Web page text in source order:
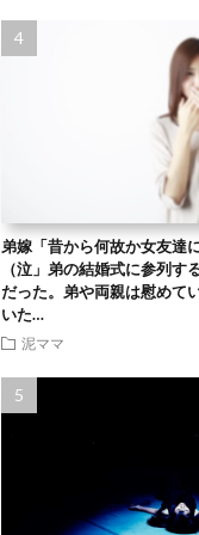
弟嫁「昔から何故か女友達
（泣」弟の結婚式に参列す
だった。弟や両親は慰めて
いた…
泥ママ